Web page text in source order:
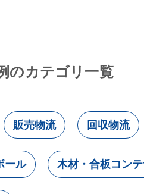
のカテゴリ一覧
販売物流 回収物流
ール 木材・合板コン